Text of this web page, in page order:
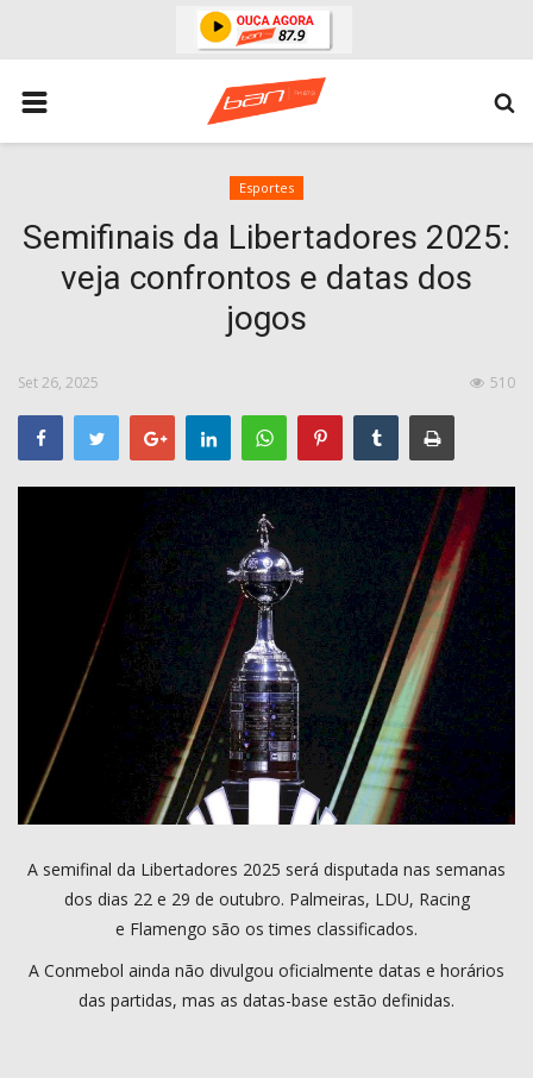
HOME
ESPORTES
POLITICA
ESPERANÇA PB
ENTRETENIMENTO
MUNDO
BRASIL
COMO ANUNCIAR
PROGRAMAÇÃO
QUEM SOMOS
MUSICA
Esportes
Semifinais da Libertadores 2025:
veja confrontos e datas dos
jogos
Set 26, 2025 510
A semifinal da Libertadores 2025 será disputada nas semanas
dos dias 22 e 29 de outubro. Palmeiras, LDU, Racing
e Flamengo são os times classificados.
A Conmebol ainda não divulgou oficialmente datas e horários
das partidas, mas as datas-base estão definidas.